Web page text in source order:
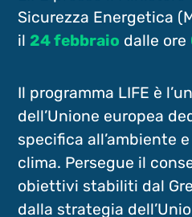
Sicurezza Energetica
il 24 febbraio dalle ore
Il programma LIFE è
dell’Unione europea
specifica all’ambiente
clima. Persegue il
obiettivi stabiliti dal
dalla strategia